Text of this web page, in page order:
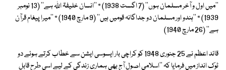
''میں اول و آخر مسلمان ہوں'' (7 اگست 1938) ٭ ''انسان خلیفۃ اﷲ ہے'' (13 نومبر
1939) ٭ ''ہندو اور مسلمان دو جداگانہ قومیں ہیں'' (9 مارچ 1940) ٭ ''میرا پیغام قرآن
ہے'' (26 مارچ 1940)
قائد اعظم نے 25 جنوری 1948 کو کراچی بار ایسوسی ایشن سے خطاب کرتے ہوئے دو
ٹوک انداز میں فرمایا کہ ''اسلامی اصول آج بھی ہماری زندگی کے لیے اسی طرح قابل